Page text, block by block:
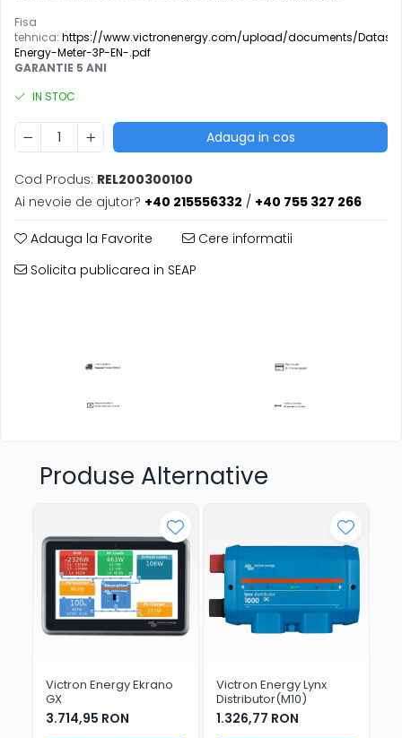
Fisa
tehnica: https://www.victronenergy.com/upload/documents/
Energy-Meter-3P-EN-.pdf
GARANTIE 5 ANI
IN STOC
Adauga in cos
Cod Produs: REL200300100
Ai nevoie de ajutor? +40 215556332 / +40 755 327 266
Adauga la Favorite
Cere informatii
Solicita publicarea in SEAP
Produse Alternative
Victron Energy Ekrano
GX
3.714,95 RON
Victron Energy Lynx
Distributor(M10)
1.326,77 RON